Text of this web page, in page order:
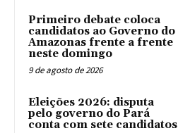
Primeiro debate coloca
candidatos ao Governo do
Amazonas frente a frente
neste domingo
9 de agosto de 2026
Eleições 2026: disputa
pelo governo do Pará
conta com sete candidatos